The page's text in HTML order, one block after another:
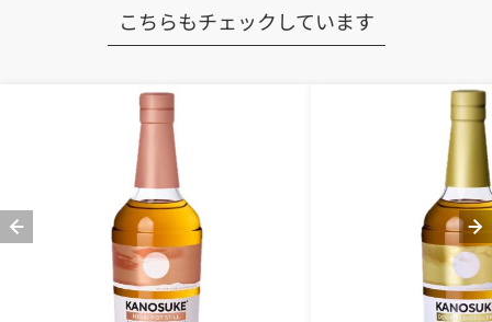
こちらもチェックしています